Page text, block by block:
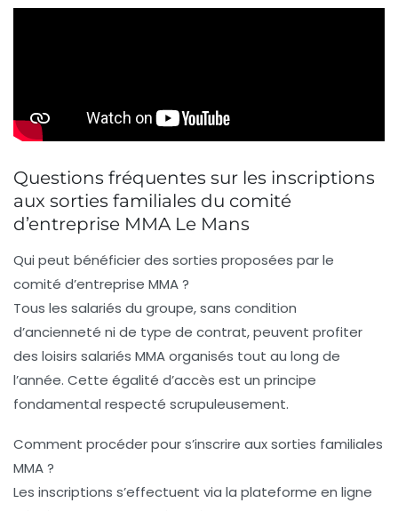
Questions fréquentes sur les inscriptions
aux sorties familiales du comité
d’entreprise MMA Le Mans
Qui peut bénéficier des sorties proposées par le
comité d’entreprise MMA ?
Tous les salariés du groupe, sans condition
d’ancienneté ni de type de contrat, peuvent profiter
des loisirs salariés MMA organisés tout au long de
l’année. Cette égalité d’accès est un principe
fondamental respecté scrupuleusement.
Comment procéder pour s’inscrire aux sorties familiales
MMA ?
Les inscriptions s’effectuent via la plateforme en ligne